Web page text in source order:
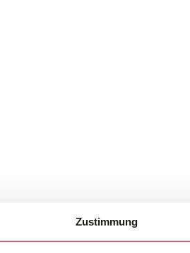
Zustimmung